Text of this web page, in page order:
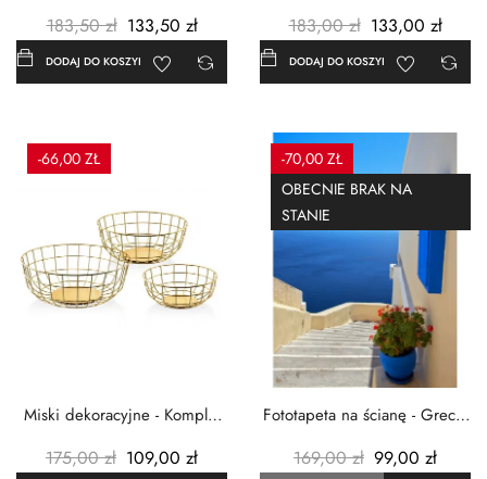
183,50 zł 133,50 zł
DODAJ DO KOSZYKA
183,00 zł 133,00 zł
DODAJ DO KOSZYKA
-66,00 ZŁ
Miski dekoracyjne - Komplet
175,00 zł 109,00 zł
-70,00 ZŁ
OBECNIE BRAK NA
STANIE
Fototapeta na ścianę - Grecja
169,00 zł 99,00 zł